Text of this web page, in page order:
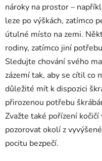
nároky na prostor –
leze po výškách, zatímco
útulné místo na zemi.
rodiny, zatímco jiní
Sledujte chování svého
zázemí tak, aby se cítil co
důležité mít k dispozici
přirozenou potřebu
Zvažte také pořízení
pozorovat okolí z
pocitu bezpečí.